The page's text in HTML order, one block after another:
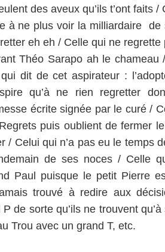
des aveux qu’ils t’ont faits /
à ne plus voir la milliardaire de
eh eh / Celle qui ne regrette
Théo Sarapo ah le chameau
dit de cet aspirateur :
qu’à ne rien regretter
écrite signée par le curé /
puis oublient de fermer
/ Celui qui n’a pas eu le temps
de ses noces / Celle
Paul puisque le petit Pierre
trouvé à redire aux
de sorte qu’ils ne trouvent
Trou avec un grand T, etc.